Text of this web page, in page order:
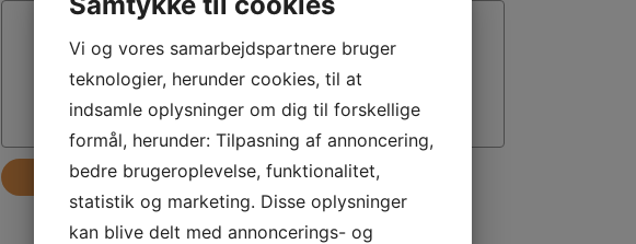
Send
Vi og vores samarbejdspartnere bruger
teknologier, herunder cookies, til at
indsamle oplysninger om dig til forskellige
formål, herunder: Tilpasning af annoncering,
bedre brugeroplevelse, funktionalitet,
statistik og marketing. Disse oplysninger
kan blive delt med annoncerings- og